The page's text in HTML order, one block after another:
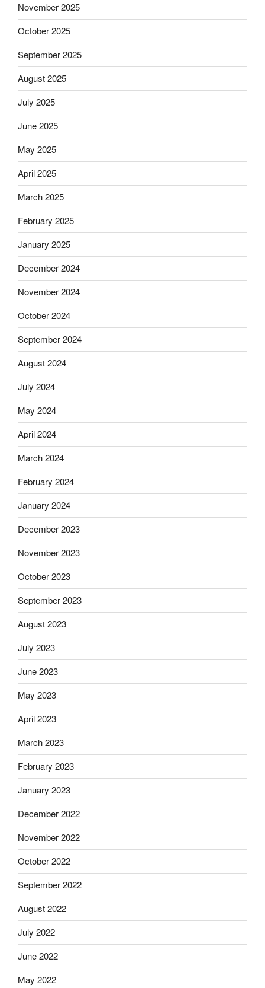
November 2025
October 2025
September 2025
August 2025
July 2025
June 2025
May 2025
April 2025
March 2025
February 2025
January 2025
December 2024
November 2024
October 2024
September 2024
August 2024
July 2024
May 2024
April 2024
March 2024
February 2024
January 2024
December 2023
November 2023
October 2023
September 2023
August 2023
July 2023
June 2023
May 2023
April 2023
March 2023
February 2023
January 2023
December 2022
November 2022
October 2022
September 2022
August 2022
July 2022
June 2022
May 2022